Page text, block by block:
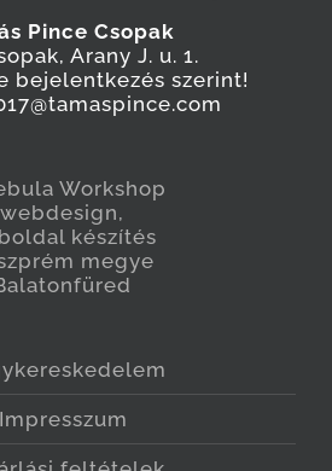
Pince Csopak
Arany J. u. 1.
bejelentkezés szerint!
Impresszum